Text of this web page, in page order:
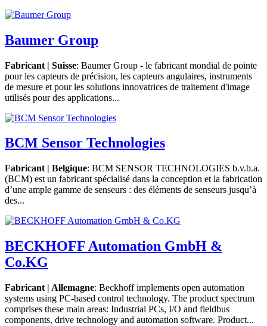
Baumer Group
Fabricant | Suisse: Baumer Group - le fabricant mondial de pointe
pour les capteurs de précision, les capteurs angulaires, instruments
de mesure et pour les solutions innovatrices de traitement d'image
utilisés pour des applications...
BCM Sensor Technologies
Fabricant | Belgique: BCM SENSOR TECHNOLOGIES b.v.b.a.
(BCM) est un fabricant spécialisé dans la conception et la fabrication
d’une ample gamme de senseurs : des éléments de senseurs jusqu’à
des...
BECKHOFF Automation GmbH &
Co.KG
Fabricant | Allemagne: Beckhoff implements open automation
systems using PC-based control technology. The product spectrum
comprises these main areas: Industrial PCs, I/O and fieldbus
components, drive technology and automation software. Product...